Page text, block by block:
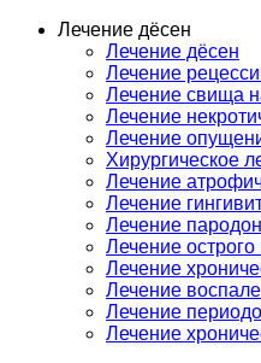
Лечение дёсен
Лечение дёсен
Лечение
Лечение свища
Лечение
Лечение
Хирургическое
Лечение
Лечение
Лечение
Лечение
Лечение
Лечение
Лечение
Лечение